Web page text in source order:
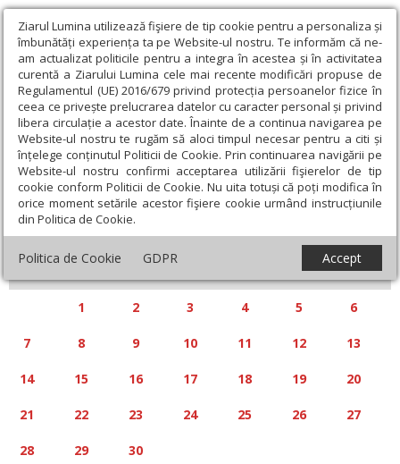
Ziarul Lumina utilizează fişiere de tip cookie pentru a personaliza și
îmbunătăți experiența ta pe Website-ul nostru. Te informăm că ne-
am actualizat politicile pentru a integra în acestea și în activitatea
curentă a Ziarului Lumina cele mai recente modificări propuse de
Regulamentul (UE) 2016/679 privind protecția persoanelor fizice în
ceea ce privește prelucrarea datelor cu caracter personal și privind
libera circulație a acestor date. Înainte de a continua navigarea pe
Website-ul nostru te rugăm să aloci timpul necesar pentru a citi și
înțelege conținutul Politicii de Cookie. Prin continuarea navigării pe
Website-ul nostru confirmi acceptarea utilizării fişierelor de tip
cookie conform Politicii de Cookie. Nu uita totuși că poți modifica în
orice moment setările acestor fişiere cookie urmând instrucțiunile
din Politica de Cookie.
Politica de Cookie GDPR Accept
Calendar articole
« »
APRILIE 2025
S D
1 2 3 4 5 6
7 8 9 10 11 12 13
14 15 16 17 18 19 20
21 22 23 24 25 26 27
28 29 30